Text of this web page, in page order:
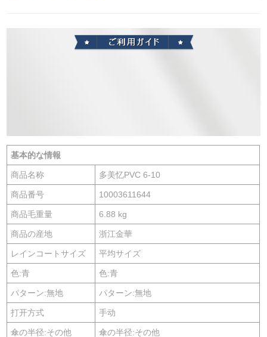
基本的な情報
商品名称 多美忆PVC 6-10
商品番号 10003611644
商品毛重量 6.88 kg
商品の産地 浙江金華
レインコートサイズ 平均サイズ
色:青 色:青
パターン:無地 パターン:無地
打开方式 手动
傘の半径:その他 傘の半径:その他